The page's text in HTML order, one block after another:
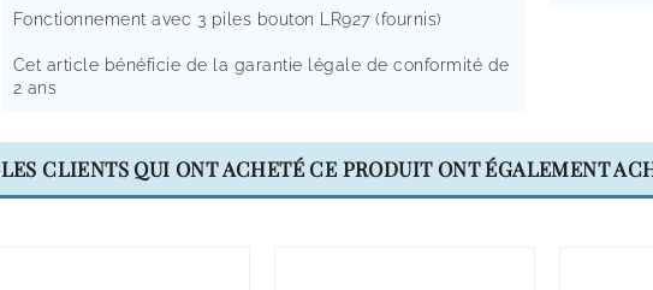
Fonctionnement avec 3 piles bouton LR927 (fournis)
Cet article bénéficie de la garantie légale de conformité de
2 ans
LES CLIENTS QUI ONT ACHETÉ CE PRODUIT ONT ÉGALEMENT